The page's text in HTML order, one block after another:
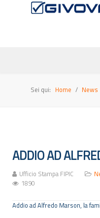
Sei qui: Home News
ADDIO AD
Ufficio Stampa FIPIC
1890
Addio ad Alfredo Marson, la